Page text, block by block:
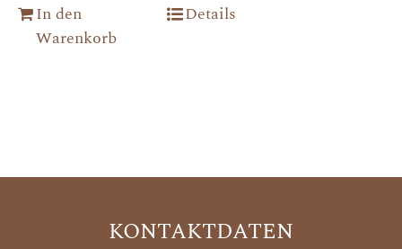
In den
Warenkorb
Details
KONTAKTDATEN